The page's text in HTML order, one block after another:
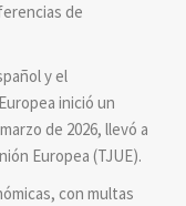
de
y el
inició un
de 2026, llevó a
Europea (TJUE).
con multas